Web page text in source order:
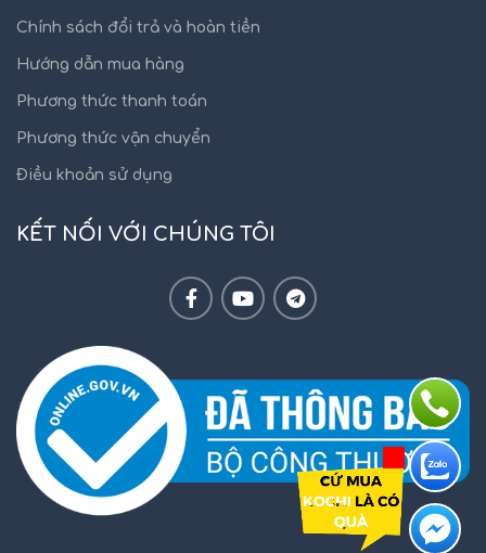
Chính sách đổi trả và hoàn tiền
Hướng dẫn mua hàng
Phương thức thanh toán
Phương thức vận chuyển
Điều khoản sử dụng
KẾT NỐI VỚI CHÚNG TÔI